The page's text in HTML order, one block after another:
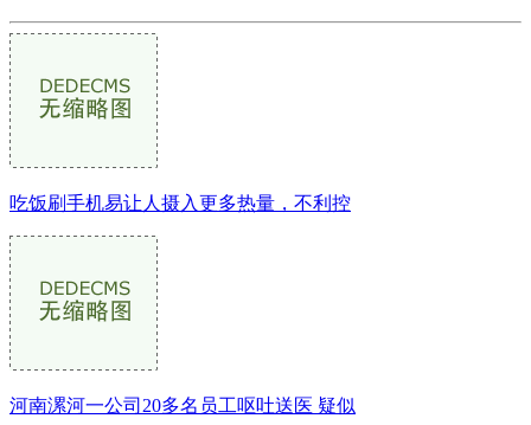
吃饭刷手机易让人摄入更多热量，不利控
河南漯河一公司20多名员工呕吐送医 疑似